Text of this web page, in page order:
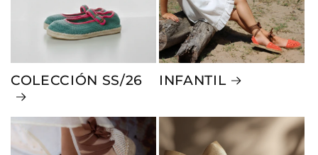
COLECCIÓN SS/26 INFANTIL